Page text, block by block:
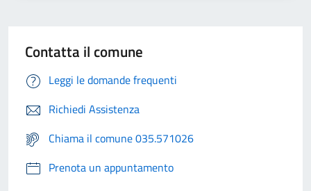
Contatta il comune
Leggi le domande frequenti
Richiedi Assistenza
Chiama il comune 035.571026
Prenota un appuntamento